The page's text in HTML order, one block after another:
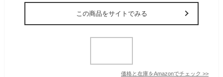
この商品をサイトでみる
価格と在庫をAmazonでチェック >>